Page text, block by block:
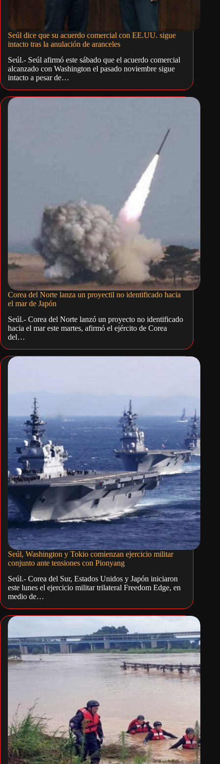
Seúl dice que su acuerdo comercial con EE.UU. sigue
intacto tras la anulación de aranceles
Seúl.- Seúl afirmó este sábado que el acuerdo comercial
alcanzado con Washington el pasado noviembre sigue
intacto a pesar de…
Corea del Norte lanza un proyectil no identificado hacia
el mar de Japón
Seúl.- Corea del Norte lanzó un proyecto no identificado
hacia el mar este martes, afirmó el ejército de Corea
del…
Seúl, Washington y Tokio comienzan ejercicio militar
conjunto ante tensiones con Pionyang
Seúl.- Corea del Sur, Estados Unidos y Japón iniciaron
este lunes el ejercicio militar trilateral Freedom Edge, en
medio de…